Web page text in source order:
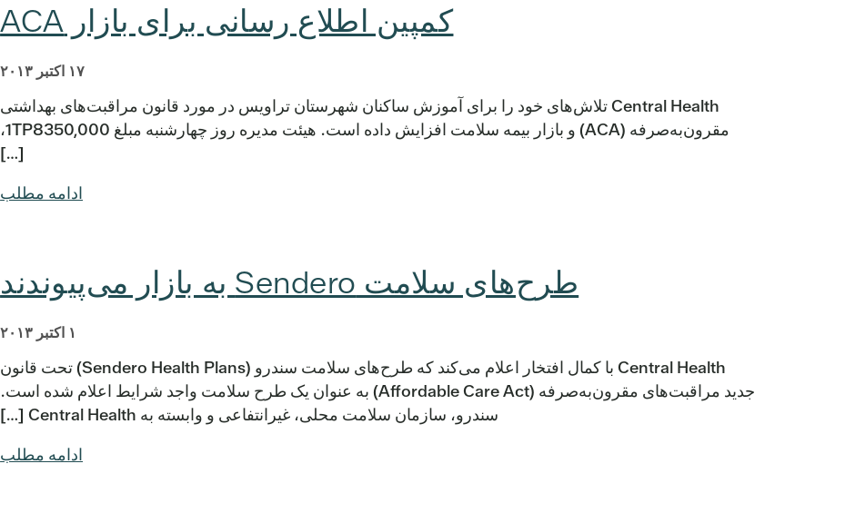
کمپین اطلاع رسانی برای بازار ACA
۱۷ اکتبر ۲۰۱۳
Central Health تلاش‌های خود را برای آموزش ساکنان شهرستان تراویس در مورد قانون مراقبت‌های بهداشتی
مقرون‌به‌صرفه (ACA) و بازار بیمه سلامت افزایش داده است. هیئت مدیره روز چهارشنبه مبلغ 1TP8350,000،
[…]
ادامه مطلب
طرح‌های سلامت Sendero به بازار می‌پیوندند
۱ اکتبر ۲۰۱۳
Central Health با کمال افتخار اعلام می‌کند که طرح‌های سلامت سندرو (Sendero Health Plans) تحت قانون
جدید مراقبت‌های مقرون‌به‌صرفه (Affordable Care Act) به عنوان یک طرح سلامت واجد شرایط اعلام شده است.
سندرو، سازمان سلامت محلی، غیرانتفاعی و وابسته به Central Health […]
ادامه مطلب